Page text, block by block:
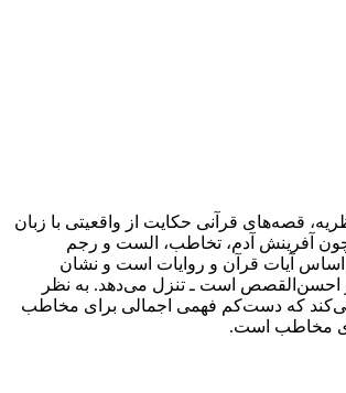
قصه‌های قرآنی حکایت از واقعیتی با زبان
آفرینش آدم، تخاطب، الست و رجم
اساس آیات قرآن و روایات است و نشان
و احسن‌القصص است ـ تنزل می‌دهد. به نظر
می‌کند که دست‌کم فهمی اجمالی برای مخاطب
مخاطب است.